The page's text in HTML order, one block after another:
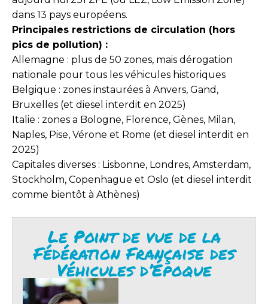
dans 13 pays européens.
Principales restrictions de circulation (hors
pics de pollution) :
Allemagne : plus de 50 zones, mais dérogation
nationale pour tous les véhicules historiques
Belgique : zones instaurées à Anvers, Gand,
Bruxelles (et diesel interdit en 2025)
Italie : zones a Bologne, Florence, Gènes, Milan,
Naples, Pise, Vérone et Rome (et diesel interdit en
2025)
Capitales diverses : Lisbonne, Londres, Amsterdam,
Stockholm, Copenhague et Oslo (et diesel interdit
comme bientôt à Athènes)
Le Point de vue de la
Fédération Française des
Véhicules d’Époque